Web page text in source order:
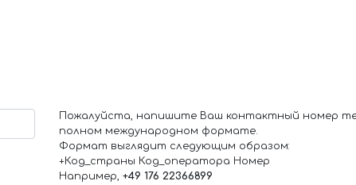
Пожалуйста, напишите Ваш контактный номер
полном международном формате.
Формат выглядит следующим образом:
+Код_страны Код_оператора Номер
Например, +49 176 22366899